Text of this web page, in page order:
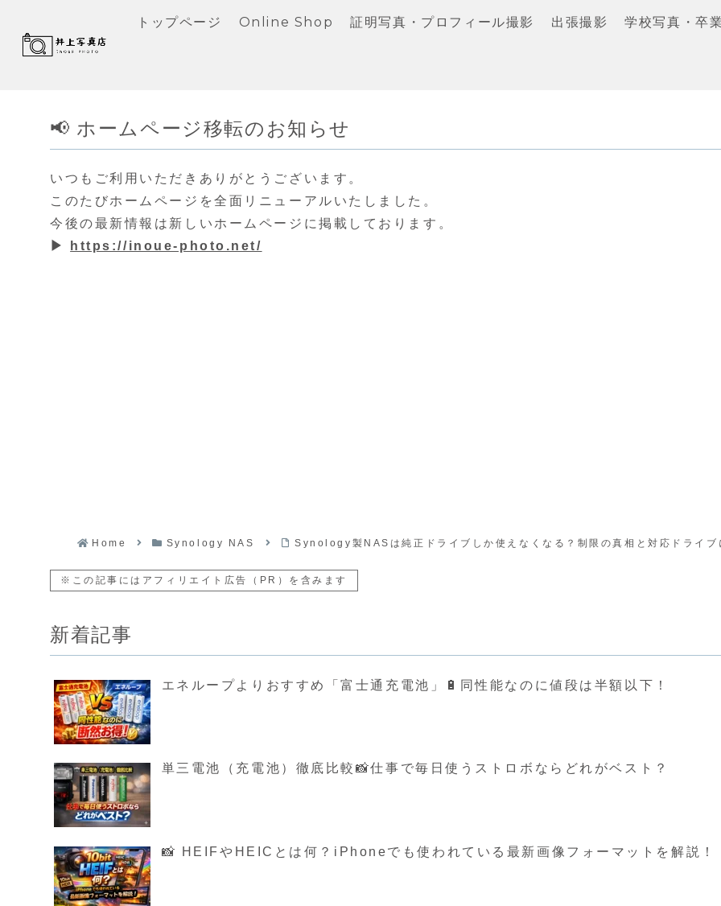
トップページ Online Shop 証明写真・プロフィール撮影 出張撮影 学校写真・卒
📢 ホームページ移転のお知らせ
いつもご利用いただきありがとうございます。
このたびホームページを全面リニューアルいたしました。
今後の最新情報は新しいホームページに掲載しております。
▶
https://inoue-photo.net/
Home Synology NAS Synology製NASは純正ドライブしか使えなくなる？制限の真相と対応ドライブ
※この記事にはアフィリエイト広告（PR）を含みます
新着記事
エネループよりおすすめ「富士通充電池」🔋同性能なのに値段は半額以下！
単三電池（充電池）徹底比較📸仕事で毎日使うストロボならどれがベスト？
📸 HEIFやHEICとは何？iPhoneでも使われている最新画像フォーマットを解説！